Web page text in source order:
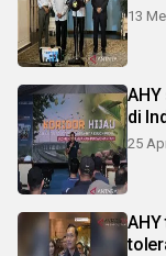
13
di
25